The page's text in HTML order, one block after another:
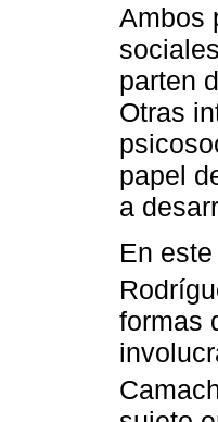
Ambos
parten
Otras
papel
a
En
formas